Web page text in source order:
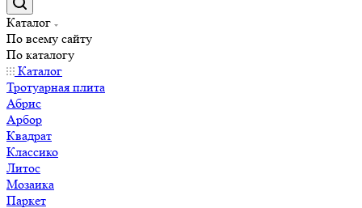
Каталог
По всему сайту
По каталогу
Каталог
Тротуарная плита
Абрис
Арбор
Квадрат
Классико
Литос
Мозаика
Паркет